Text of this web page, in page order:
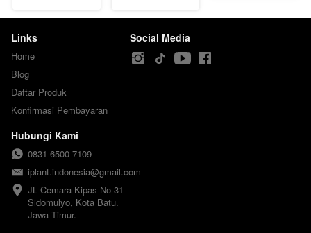
Links
Home
Blog
Daftar Produk
Konfirmasi Pembayaran
Social Media
Hubungi Kami
0831-6500-7109
iplant.indonesia@gmail.com
JL Cemara Kipas No 31
Sidomulyo, Kota Batu.
Jawa Timur.